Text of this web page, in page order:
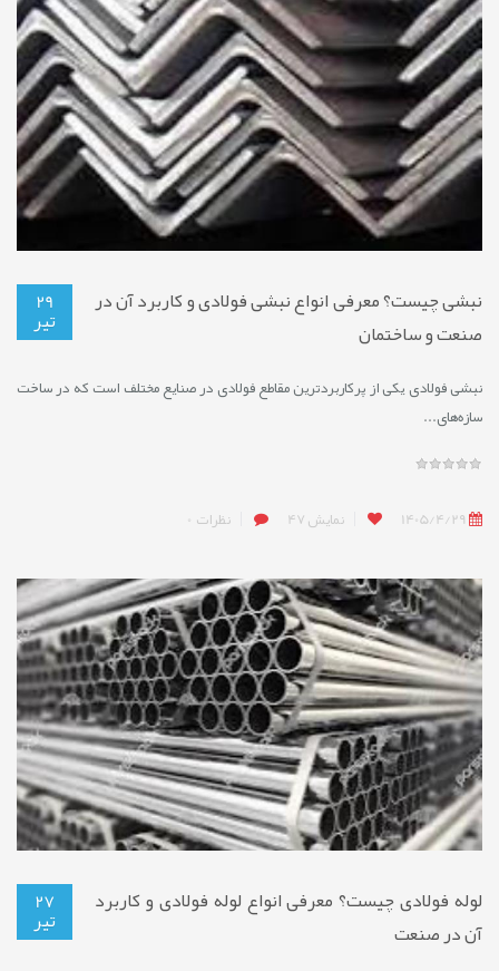
29
تیر
نبشی چیست؟ معرفی انواع نبشی فولادی و کاربرد آن در
صنعت و ساختمان
نبشی فولادی یکی از پرکاربردترین مقاطع فولادی در صنایع مختلف است که در ساخت
سازه‌های...
1405/4/29 نمایش نظرات
27
تیر
لوله فولادی چیست؟ معرفی انواع لوله فولادی و کاربرد
آن در صنعت